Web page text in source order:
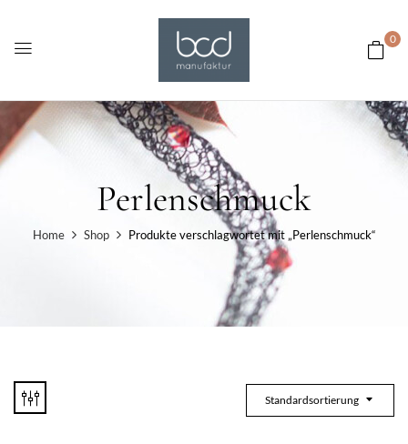
0
Perlenschmuck
Home Shop Produkte verschlagwortet mit „Perlenschmuck“
Standardsortierung